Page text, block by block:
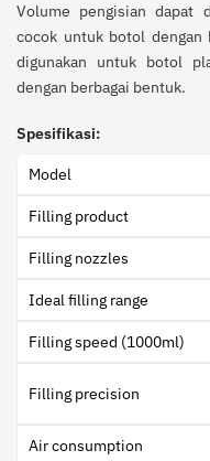
Volume pengisian dapat
cocok untuk botol dengan
digunakan untuk botol
dengan berbagai bentuk.
Spesifikasi:
Model
Filling product
Filling nozzles
Ideal filling range
Filling speed (1000ml)
Filling precision
Air consumption